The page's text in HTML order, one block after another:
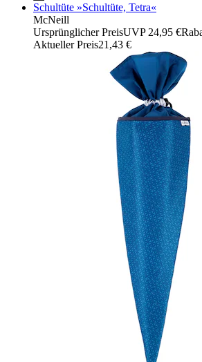
Schultüte »Schultüte, Tetra«
McNeill
Ursprünglicher PreisUVP 24,95 €
Aktueller Preis21,43 €